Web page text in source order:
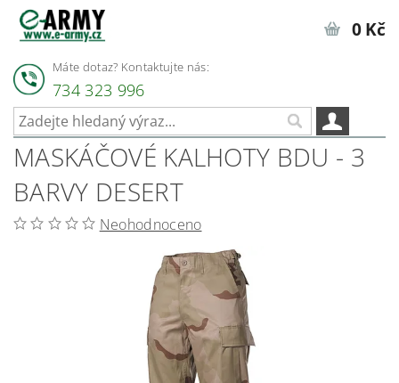
Máte dotaz? Kontaktujte nás:
734 323 996
0 Kč
MASKÁČOVÉ KALHOTY BDU - 3
BARVY DESERT
Neohodnoceno